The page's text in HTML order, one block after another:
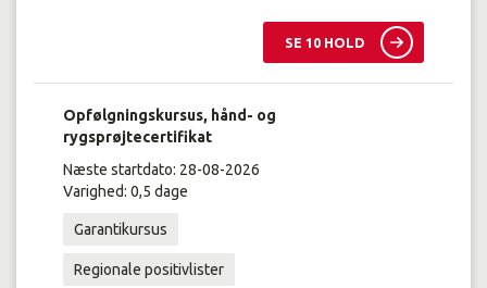
SE 10 HOLD
Opfølgningskursus, hånd- og
rygsprøjtecertifikat
Garantikursus
Regionale positivlister
Næste startdato: 28-08-2026
Varighed: 0,5 dage